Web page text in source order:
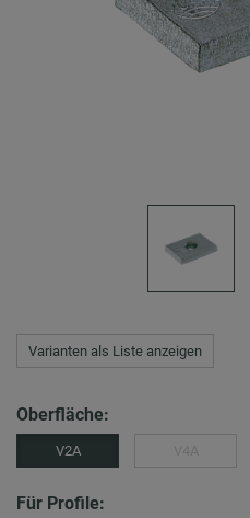
Varianten als Liste anzeigen
Oberfläche:
V2A
Für Profile: